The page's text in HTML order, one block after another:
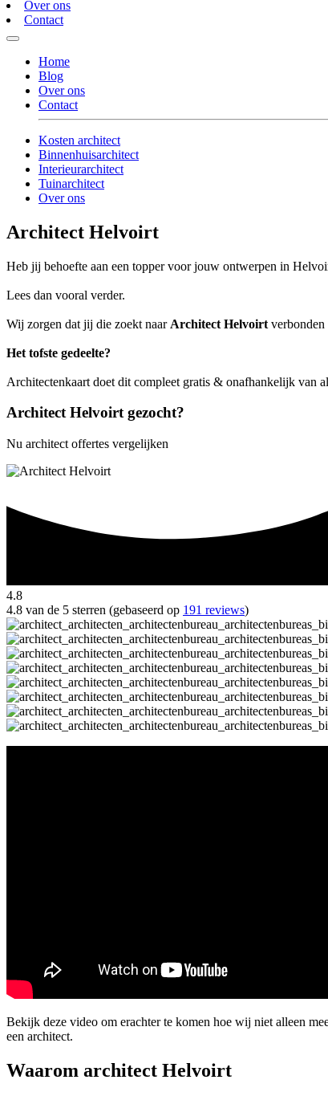
Over ons
Contact
Home
Blog
Over ons
Contact
Kosten architect
Binnenhuisarchitect
Interieurarchitect
Tuinarchitect
Over ons
Architect Helvoirt
Heb jij behoefte aan een topper voor jouw ontwerpen in
Lees dan vooral verder.
Wij zorgen dat jij die zoekt naar Architect Helvoirt verbonden
Het tofste gedeelte?
Architectenkaart doet dit compleet gratis & onafhankelijk van
Architect Helvoirt gezocht?
Nu architect offertes vergelijken
4.8
4.8 van de 5 sterren (gebaseerd op 191 reviews)
Bekijk deze video om erachter te komen hoe wij niet alleen
een architect.
Waarom architect Helvoirt